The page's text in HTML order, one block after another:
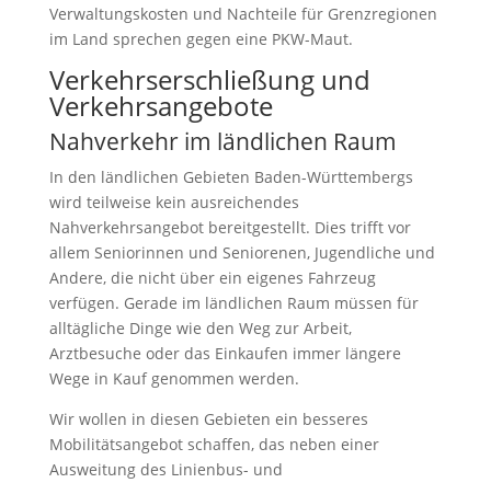
Verwaltungskosten und Nachteile für Grenzregionen
im Land sprechen gegen eine PKW-Maut.
Verkehrserschließung und
Verkehrsangebote
Nahverkehr im ländlichen Raum
In den ländlichen Gebieten Baden-Württembergs
wird teilweise kein ausreichendes
Nahverkehrsangebot bereitgestellt. Dies trifft vor
allem Seniorinnen und Seniorenen, Jugendliche und
Andere, die nicht über ein eigenes Fahrzeug
verfügen. Gerade im ländlichen Raum müssen für
alltägliche Dinge wie den Weg zur Arbeit,
Arztbesuche oder das Einkaufen immer längere
Wege in Kauf genommen werden.
Wir wollen in diesen Gebieten ein besseres
Mobilitätsangebot schaffen, das neben einer
Ausweitung des Linienbus- und